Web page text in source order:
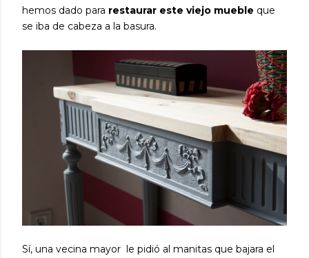
hemos dado para restaurar este viejo mueble que
se iba de cabeza a la basura.
Sí, una vecina mayor le pidió al manitas que bajara el